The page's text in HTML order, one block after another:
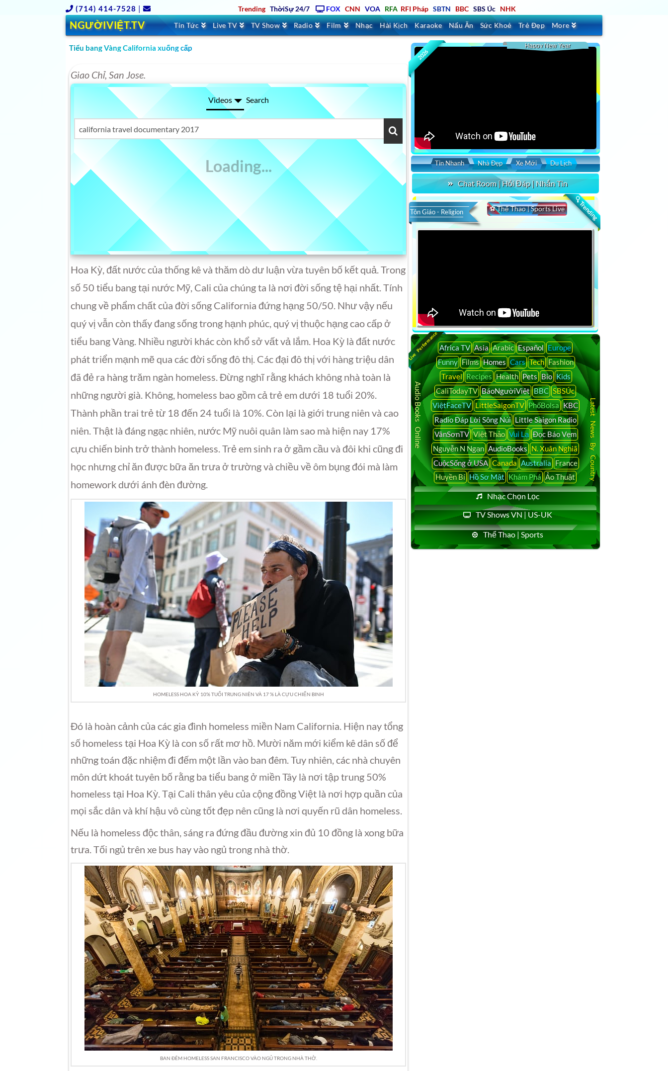
(714) 414-7528 | Trending ThờiSự 24/7 FOX CNN VOA RFA RFI Pháp SBTN BBC SBS Úc NHK
NGƯỜIVIỆT.TV Tin Tức Live TV TV Show Radio Film Nhạc Hài Kịch Karaoke Nấu Ăn Sức Khoẻ Trẻ Đẹp More
Tiểu bang Vàng California xuống cấp
Giao Chỉ, San Jose.
Videos Search
Sort by Duration
Hoa Kỳ, đất nước của thống kê và thăm dò dư luận vừa tuyên bố kết quả. Trong
số 50 tiểu bang tại nước Mỹ, Cali của chúng ta là nơi đời sống tệ hại nhất. Tính
chung về phẩm chất của đời sống California đứng hạng 50/50. Như vậy nếu
quý vị vẫn còn thấy đang sống trong hạnh phúc, quý vị thuộc hạng cao cấp ở
tiểu bang Vàng. Nhiều người khác còn khổ sở vất vả lắm. Hoa Kỳ là đất nước
phát triển mạnh mẽ qua các đời sống đô thị. Các đại đô thị với hàng triệu dân
đã đẻ ra hàng trăm ngàn homeless. Đừng nghĩ rằng khách không nhà toàn là
những người già. Không, homeless bao gồm cả trẻ em dưới 18 tuổi 20%.
Thành phần trai trẻ từ 18 đến 24 tuổi là 10%. Còn lại là giới trung niên và cao
niên. Thật là đáng ngạc nhiên, nước Mỹ nuôi quân làm sao mà hiện nay 17%
cựu chiến binh trở thành homeless. Trẻ em sinh ra ở gầm cầu và đôi khi cũng đi
học nhưng chỉ ăn được bữa ăn trưa ở trường và chiều về ôm bụng đói mà làm
homework dưới ánh đèn đường.
HOMELESS HOA KỲ 10% TUỔI TRUNG NIÊN VÀ 17 % LÀ CỰU CHIẾN BINH
​Đó là hoàn cảnh của các gia đình homeless miền Nam California. Hiện nay tổng
số homeless tại Hoa Kỳ là con số rất mơ hồ. Mười năm mới kiểm kê dân số để
những toán đặc nhiệm đi đếm một lần vào ban đêm. Tuy nhiên, các nhà chuyên
môn dứt khoát tuyên bố rằng ba tiểu bang ở miền Tây là nơi tập trung 50%
homeless tại Hoa Kỳ. Tại Cali thân yêu của cộng đồng Việt là nơi hợp quần của
mọi sắc dân và khí hậu vô cùng tốt đẹp nên cũng là nơi quyến rũ dân homeless.
Nếu là homeless độc thân, sáng ra đứng đầu đường xin đủ 10 đồng là xong bữa
trưa. Tối ngủ trên xe bus hay vào ngủ trong nhà thờ.
BAN ĐÊM HOMELESS SAN FRANCISCO VÀO NGỦ TRONG NHÀ THỜ.
2026
Happy New Year
Tin Nhanh Nhà Đẹp Xe Mới Du Lịch
Chat Room | Hỏi Đáp | Nhắn Tin
🔍 Trending
⚽ Thể Thao | Sports Live
Tôn Giáo - Religion
Live PerformanceAfrica TV Asia Arabic Español Europe
Funny Films Homes Cars Tech Fashion
Travel Recipes Health Pets Bio Kids
CaliTodayTV BáoNgườiViệt BBC SBSÚc
ViệtFaceTV LittleSaigonTV PhốBolsa KBC
Radio Đáp Lời Sông Núi Little Saigon Radio
VânSơnTV Việt Thảo Vui Lạ Đọc Báo Vẹm
Nguyễn N Ngạn AudioBooks N. Xuân Nghiã
CuộcSống ở USA Canada Australia France
Huyền Bí Hồ Sơ Mật Khám Phá Ảo Thuật
Nhạc Chọn Lọc
TV Shows VN | US-UK
Thể Thao | Sports
Audio Books Online Latest News By Country